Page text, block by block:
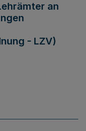
an
- LZV)